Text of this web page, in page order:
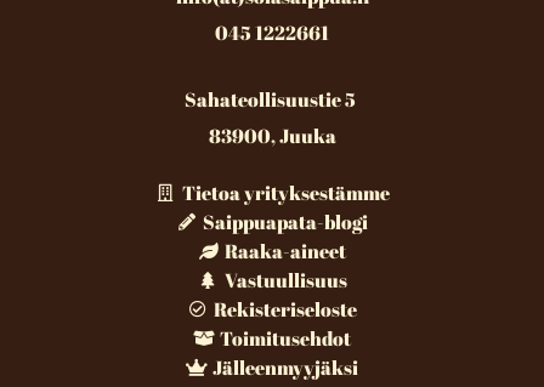
045 1222661
Sahateollisuustie 5
83900, Juuka
Tietoa yrityksestämme
Saippuapata-blogi
Raaka-aineet
Vastuullisuus
Rekisteriseloste
Toimitusehdot
Jälleenmyyjäksi